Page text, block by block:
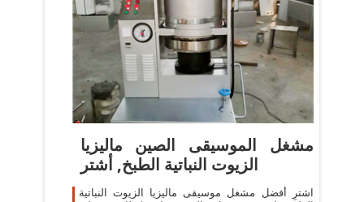
مشغل الموسيقى الصين ماليزيا
الزيوت النباتية الطبخ, أشترِ
اشترِ أفضل مشغل موسيقى ماليزيا الزيوت النباتية